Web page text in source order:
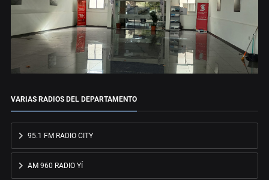
VARIAS RADIOS DEL DEPARTAMENTO
95.1 FM RADIO CITY
AM 960 RADIO YÍ